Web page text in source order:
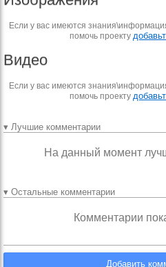
Если у вас имеются
помочь проекту
Видео
Если у вас имеются
помочь проекту
▾ Лучшие комментарии
На данный момент
▾ Остальные комментарии
Комментарии
Добавить